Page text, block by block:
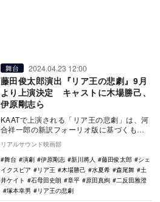
舞台 2024.04.23 12:00
藤田俊太郎演出『リア王の悲劇』9月
より上演決定 キャストに木場勝己、
伊原剛志ら
KAATで上演される「リア王の悲劇」は、河
合祥一郎の新訳フォーリオ版に基づくも
の。3～5世紀のブリテンを舞台に、女性キ
ャラクター…
リアルサウンド映画部
舞台
演劇 伊原剛志 新川將人 藤田俊太郎
シェ
イクスピア
リア王 木場勝己 水夏希 森尾舞
土
井ケイト
石母田史朗 章平 原田真絢
二反田雅澄
塚本幸男
リア王の悲劇